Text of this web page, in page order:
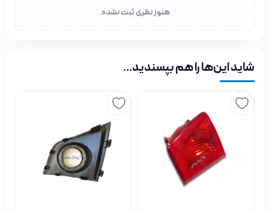
هنوز نظری ثبت نشده.
شاید این‌ها را هم بپسندید…